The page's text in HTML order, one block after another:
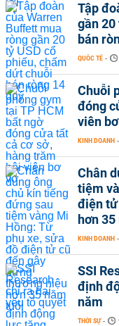
Tập
gần 20
bán
QUỐC TẾ -
Chuỗi
đóng
viên
KINH DOANH -
Chân
tiệm
điện tử
hơn
KINH DOANH -
SSI
định
năm
THỜI SỰ -